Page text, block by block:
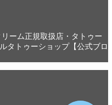
ーム正規取扱店・タトゥー
タトゥーショップ【公式ブロ